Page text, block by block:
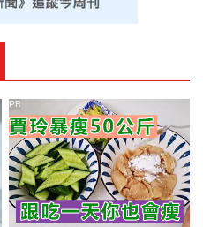
PR